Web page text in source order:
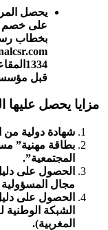
يحصل
بخطاب
1334⁩
قبل
مزايا يحصل عليها
شهادة دولية من
بطاقة مهنية”
المجتمعية”.
الحصول على
مجال المسؤولية
الحصول على
الشبكة الوطنية
المغربية).